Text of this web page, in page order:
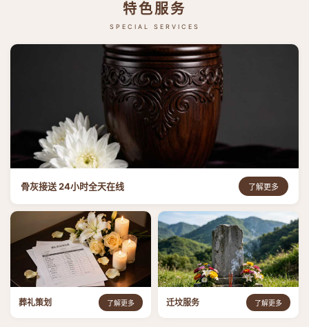
特色服务
SPECIAL SERVICES
骨灰接送 24小时全天在线 了解更多
葬礼策划 了解更多 迁坟服务 了解更多